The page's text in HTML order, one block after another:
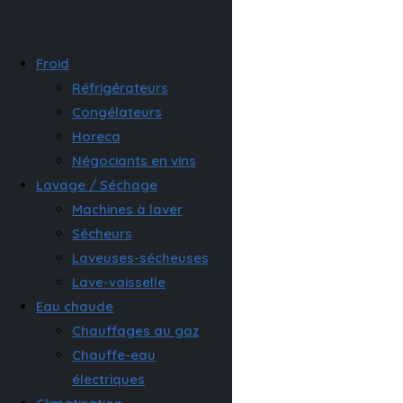
Froid
Réfrigérateurs
Congélateurs
Horeca
Négociants en vins
Lavage / Séchage
Machines à laver
Sécheurs
Laveuses-sécheuses
Lave-vaisselle
Eau chaude
Chauffages au gaz
Chauffe-eau
électriques